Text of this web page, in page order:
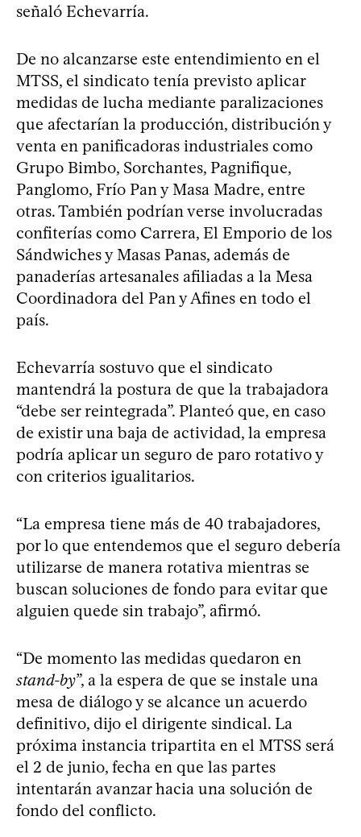
señaló Echevarría.
De no alcanzarse este entendimiento en el
MTSS, el sindicato tenía previsto aplicar
medidas de lucha mediante paralizaciones
que afectarían la producción, distribución y
venta en panificadoras industriales como
Grupo Bimbo, Sorchantes, Pagnifique,
Panglomo, Frío Pan y Masa Madre, entre
otras. También podrían verse involucradas
confiterías como Carrera, El Emporio de los
Sándwiches y Masas Panas, además de
panaderías artesanales afiliadas a la Mesa
Coordinadora del Pan y Afines en todo el
país.
Echevarría sostuvo que el sindicato
mantendrá la postura de que la trabajadora
“debe ser reintegrada”. Planteó que, en caso
de existir una baja de actividad, la empresa
podría aplicar un seguro de paro rotativo y
con criterios igualitarios.
“La empresa tiene más de 40 trabajadores,
por lo que entendemos que el seguro debería
utilizarse de manera rotativa mientras se
buscan soluciones de fondo para evitar que
alguien quede sin trabajo”, afirmó.
“De momento las medidas quedaron en
stand-by”, a la espera de que se instale una
mesa de diálogo y se alcance un acuerdo
definitivo, dijo el dirigente sindical. La
próxima instancia tripartita en el MTSS será
el 2 de junio, fecha en que las partes
intentarán avanzar hacia una solución de
fondo del conflicto.